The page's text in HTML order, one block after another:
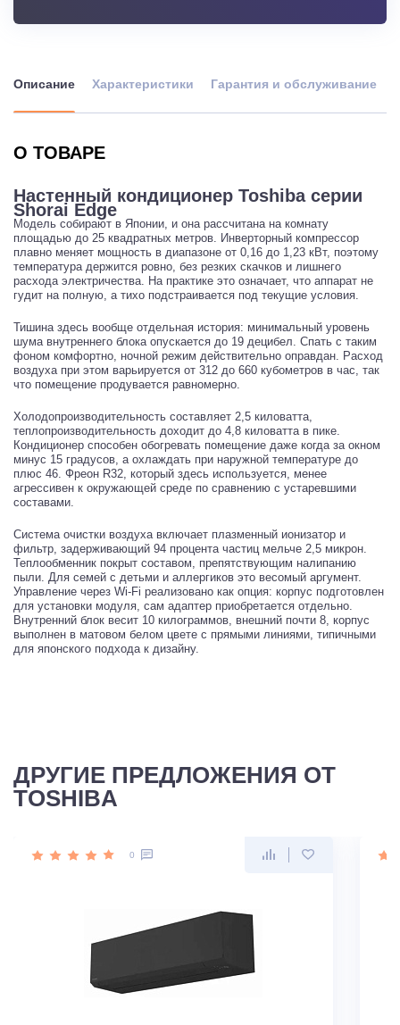
Описание Характеристики Гарантия и обслуживание
О ТОВАРЕ
Настенный кондиционер Toshiba серии
Shorai Edge
Модель собирают в Японии, и она рассчитана на комнату
площадью до 25 квадратных метров. Инверторный компрессор
плавно меняет мощность в диапазоне от 0,16 до 1,23 кВт, поэтому
температура держится ровно, без резких скачков и лишнего
расхода электричества. На практике это означает, что аппарат не
гудит на полную, а тихо подстраивается под текущие условия.
Тишина здесь вообще отдельная история: минимальный уровень
шума внутреннего блока опускается до 19 децибел. Спать с таким
фоном комфортно, ночной режим действительно оправдан. Расход
воздуха при этом варьируется от 312 до 660 кубометров в час, так
что помещение продувается равномерно.
Холодопроизводительность составляет 2,5 киловатта,
теплопроизводительность доходит до 4,8 киловатта в пике.
Кондиционер способен обогревать помещение даже когда за окном
минус 15 градусов, а охлаждать при наружной температуре до
плюс 46. Фреон R32, который здесь используется, менее
агрессивен к окружающей среде по сравнению с устаревшими
составами.
Система очистки воздуха включает плазменный ионизатор и
фильтр, задерживающий 94 процента частиц мельче 2,5 микрон.
Теплообменник покрыт составом, препятствующим налипанию
пыли. Для семей с детьми и аллергиков это весомый аргумент.
Управление через Wi-Fi реализовано как опция: корпус подготовлен
для установки модуля, сам адаптер приобретается отдельно.
Внутренний блок весит 10 килограммов, внешний почти 8, корпус
выполнен в матовом белом цвете с прямыми линиями, типичными
для японского подхода к дизайну.
ДРУГИЕ ПРЕДЛОЖЕНИЯ ОТ
TOSHIBA
0